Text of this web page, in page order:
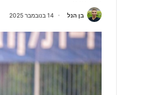
בן הנל 14 בנובמבר 2025